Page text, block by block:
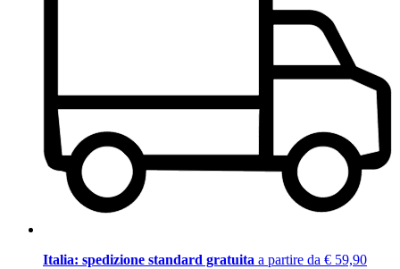
Italia: spedizione standard gratuita a partire da € 59,90